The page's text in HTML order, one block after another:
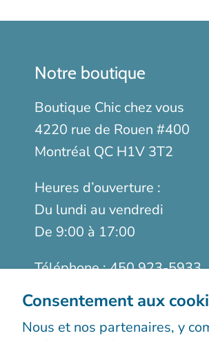
Consentement aux
Nous et nos partenaires, y
Notre boutique
Boutique Chic chez vous
4220 rue de Rouen #400
Montréal QC H1V 3T2
Heures d’ouverture :
Du lundi au vendredi
De 9:00 à 17:00
Téléphone :450 923-5933
1-888-923-9366
Télécopieur :514 899-5952